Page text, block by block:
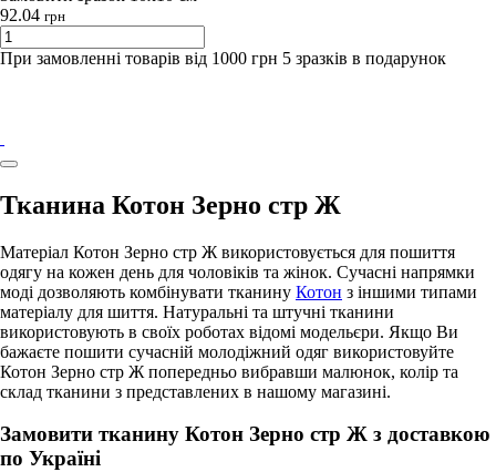
92.04 грн
При замовленні товарів від 1000 грн 5 зразків в подарунок
Тканина Котон Зерно стр Ж
Матеріал Котон Зерно стр Ж використовується для пошиття
одягу на кожен день для чоловіків та жінок. Сучасні напрямки
моді дозволяють комбінувати тканину Котон з іншими типами
матеріалу для шиття. Натуральні та штучні тканини
використовують в своїх роботах відомі модельєри. Якщо Ви
бажаєте пошити сучасній молодіжний одяг використовуйте
Котон Зерно стр Ж попередньо вибравши малюнок, колір та
склад тканини з представлених в нашому магазині.
Замовити тканину Котон Зерно стр Ж з доставкою
по Україні